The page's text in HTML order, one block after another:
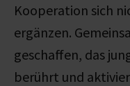
Kooperation sich
ergänzen.
geschaffen, das
berührt und